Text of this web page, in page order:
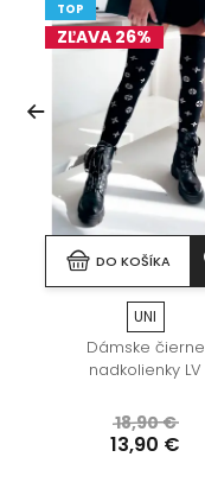
TOP
ZĽAVA 26%
DO KOŠÍKA
UNI
Dámske čierne
nadkolienky LV
18,90 €
13,90 €